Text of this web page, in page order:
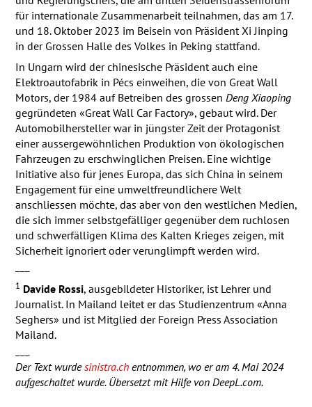
für internationale Zusammenarbeit teilnahmen, das am 17.
und 18. Oktober 2023 im Beisein von Präsident Xi Jinping
in der Grossen Halle des Volkes in Peking stattfand.
In Ungarn wird der chinesische Präsident auch eine
Elektroautofabrik in Pécs einweihen, die von Great Wall
Motors, der 1984 auf Betreiben des grossen Deng Xiaoping
gegründeten «Great Wall Car Factory», gebaut wird. Der
Automobilhersteller war in jüngster Zeit der Protagonist
einer aussergewöhnlichen Produktion von ökologischen
Fahrzeugen zu erschwinglichen Preisen. Eine wichtige
Initiative also für jenes Europa, das sich China in seinem
Engagement für eine umweltfreundlichere Welt
anschliessen möchte, das aber von den westlichen Medien,
die sich immer selbstgefälliger gegenüber dem ruchlosen
und schwerfälligen Klima des Kalten Krieges zeigen, mit
Sicherheit ignoriert oder verunglimpft werden wird.
1 Davide Rossi, ausgebildeter Historiker, ist Lehrer und
Journalist. In Mailand leitet er das Studienzentrum «Anna
Seghers» und ist Mitglied der Foreign Press Association
Mailand.
Der Text wurdesinistra.chentnommen, wo er am 4. Mai 2024
aufgeschaltet wurde. Übersetzt mit Hilfe von DeepL.com.